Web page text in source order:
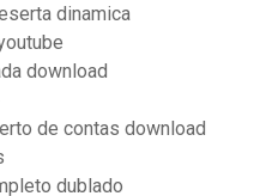
dinamica
download
de contas download
dublado